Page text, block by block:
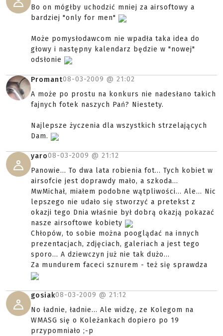
Bo on mógłby uchodzić mniej za airsoftowy a
bardziej "only for men"
Może pomysłodawcom nie wpadła taka idea do
głowy i następny kalendarz będzie w "nowej"
odsłonie
Promant08-03-2009 @ 21:02
A może po prostu na konkurs nie nadesłano takich
fajnych fotek naszych Pań? Niestety.
Najlepsze życzenia dla wszystkich strzelających
Dam.
yaro08-03-2009 @ 21:12
Panowie... To dwa lata robienia fot... Tych kobiet w
airsofcie jest doprawdy mało, a szkoda...
MwMichał, miałem podobne wątpliwości... Ale... Nic
lepszego nie udało się stworzyć a pretekst z
okazji tego Dnia właśnie był dobrą okazją pokazać
nasze airsoftowe kobiety
Chłopów, to sobie można pooglądać na innych
prezentacjach, zdjęciach, galeriach a jest tego
sporo... A dziewczyn już nie tak dużo...
Za mundurem faceci sznurem - też się sprawdza
gosiak08-03-2009 @ 21:12
No ładnie, ładnie... Ale widzę, ze Kolegom na
WMASG się o Koleżankach dopiero po 19
przypomniało ;-p